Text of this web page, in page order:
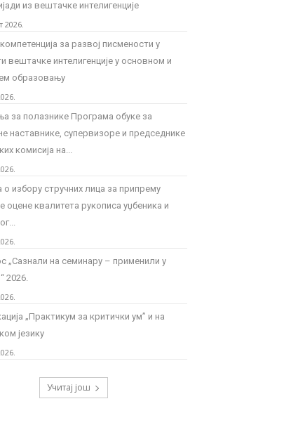
из вештачке интелигенције
2026.
за развој писмености у
вештачке интелигенције у основном и
образовању
за полазнике Програмa обуке за
наставнике, супервизоре и председнике
комисија на...
о избору стручних лица за припрему
оцене квалитета рукописа уџбеника и
„Сазнали на семинару – применили у
2026.
„Практикум за критички ум” и на
језику
Учитај још